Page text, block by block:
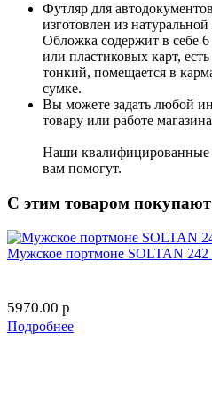
Футляр для
изготовлен из
Обложка содержит в себе
или пластиковых карт,
тонкий, помещается в
сумке.
Вы можете задать любой
товару или работе
Наши квалифицированные
вам помогут.
С этим товаром
Мужское портмоне SOLTAN 242
5970.00 p
Подробнее